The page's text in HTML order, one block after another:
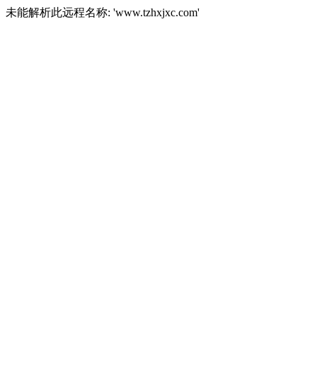
未能解析此远程名称: 'www.tzhxjxc.com'